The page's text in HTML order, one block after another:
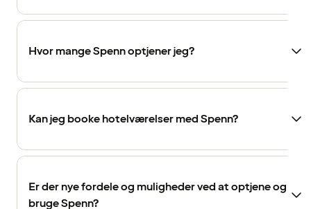
Hvor mange Spenn optjener jeg?
Kan jeg booke hotelværelser med Spenn?
Er der nye fordele og muligheder ved at optjene og
bruge Spenn?